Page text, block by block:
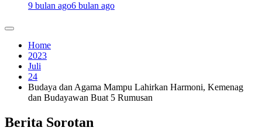
9 bulan ago6 bulan ago
Home
2023
Juli
24
Budaya dan Agama Mampu Lahirkan Harmoni, Kemenag
dan Budayawan Buat 5 Rumusan
Berita Sorotan